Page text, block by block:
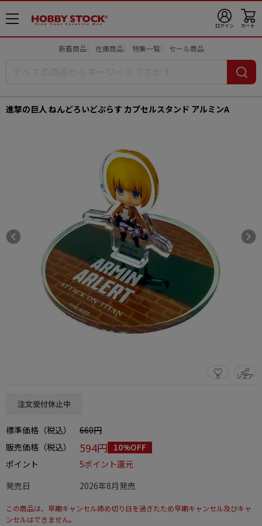
メ
ニ
ログイン カート
新着商品 在庫商品 特集一覧 セール商品
進撃の巨人 ねんどろいどぷらす カプセルスタンド アルミンA
0 シェア
この商品をシェアする
注文受付休止中
標準価格（税込）
660円
販売価格（税込）
594円 10%OFF
ポイント
5ポイント還元
発売日
2026年8月発売
この商品は、早期キャンセル締め切り日を過ぎたため早期キャンセル及びキャ
ンセルはできません。